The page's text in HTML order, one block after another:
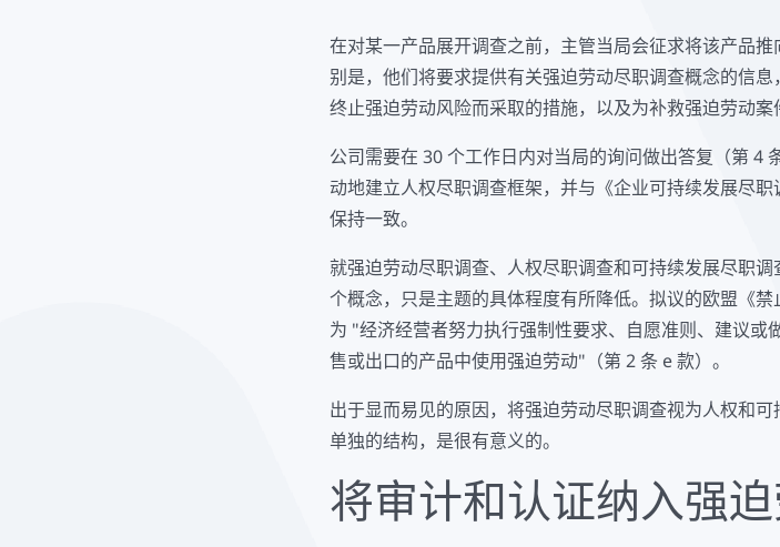
在对某一产品展开调查之前，主管当局会征求将该产品
别是，他们将要求提供有关强迫劳动尽职调查概念的信
终止强迫劳动风险而采取的措施，以及为补救强迫劳动案
公司需要在 30 个工作日内对当局的询问做出答复（第 4
动地建立人权尽职调查框架，并与《企业可持续发展尽
保持一致。
就强迫劳动尽职调查、人权尽职调查和可持续发展尽职
个概念，只是主题的具体程度有所降低。拟议的欧盟《
为 "经济经营者努力执行强制性要求、自愿准则、建议
售或出口的产品中使用强迫劳动"（第 2 条 e 款）。
出于显而易见的原因，将强迫劳动尽职调查视为人权和
单独的结构，是很有意义的。
将审计和认证纳入强